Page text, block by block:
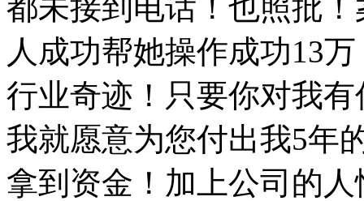
都未接到电话！也照批
人成功帮她操作成功13
行业奇迹！只要你对我
我就愿意为您付出我5年
拿到资金！加上公司的